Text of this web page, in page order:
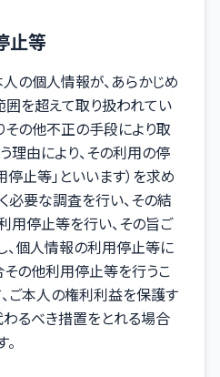
止等
の個人情報が、あらかじめ
を超えて取り扱われてい
その他不正の手段により取
理由により、その利用の停
止等」といいます）を求め
必要な調査を行い、その結
用停止等を行い、その旨ご
、個人情報の利用停止等に
の他利用停止等を行うこ
ご本人の権利利益を保護す
るべき措置をとれる場合